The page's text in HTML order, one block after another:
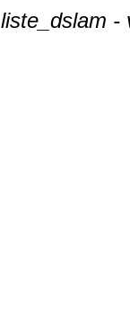
liste_dslam -